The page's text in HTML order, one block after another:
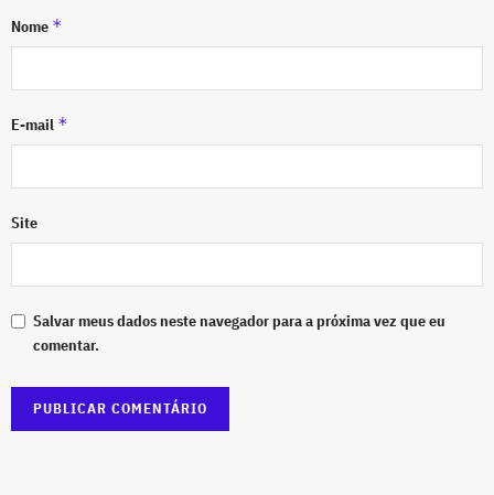
Nome *
E-mail *
Site
Salvar meus dados neste navegador para a próxima vez que eu
comentar.